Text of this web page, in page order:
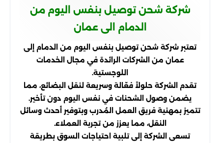
شركة شحن توصيل بنفس اليوم من
الدمام الى عمان
تعتبر شركة شحن توصيل بنفس اليوم من الدمام إلى
عمان من الشركات الرائدة في مجال الخدمات
اللوجستية.
تقدم الشركة حلولاً فعّالة وسريعة لنقل البضائع، مما
يضمن وصول الشحنات في نفس اليوم دون تأخير.
تتميز بمهنية فريق العمل المُدرب وبتوفير أحدث وسائل
النقل، مما يعزز من تجربة العملاء.
تسعى الشركة إلى تلبية احتياجات السوق بطريقة